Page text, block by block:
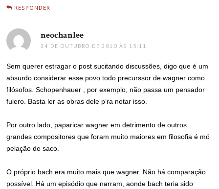
RESPONDER
neochanlee
24 DE OUTUBRO DE 2010 ÀS 13:11
Sem querer estragar o post sucitando discussões, digo que é um
absurdo considerar esse povo todo precurssor de wagner como
filósofos. Schopenhauer , por exemplo, não passa um pensador
fulero. Basta ler as obras dele p’ra notar isso.
Por outro lado, paparicar wagner em detrimento de outros
grandes compositores que foram muito maiores em filosofia é mó
pelação de saco.
O próprio bach era muito mais que wagner. Não há comparação
possível. Há um episódio que narram, aonde bach teria sido